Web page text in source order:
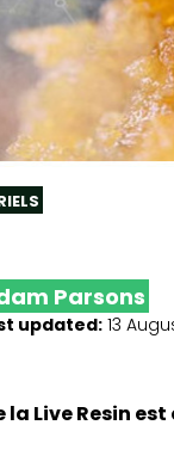
Parsons
updated:13
la Live Resin